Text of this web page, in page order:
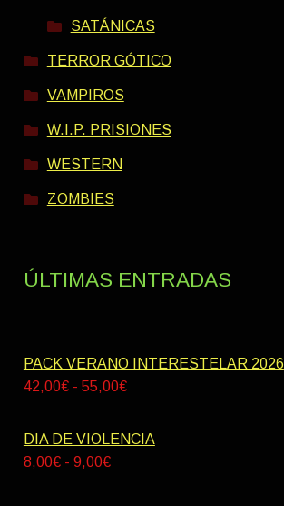
SATÁNICAS
TERROR GÓTICO
VAMPIROS
W.I.P. PRISIONES
WESTERN
ZOMBIES
ÚLTIMAS ENTRADAS
PACK VERANO INTERESTELAR 2026
42,00€ - 55,00€Rango
precios:
DIA DE VIOLENCIA
8,00€ - 9,00€Rango